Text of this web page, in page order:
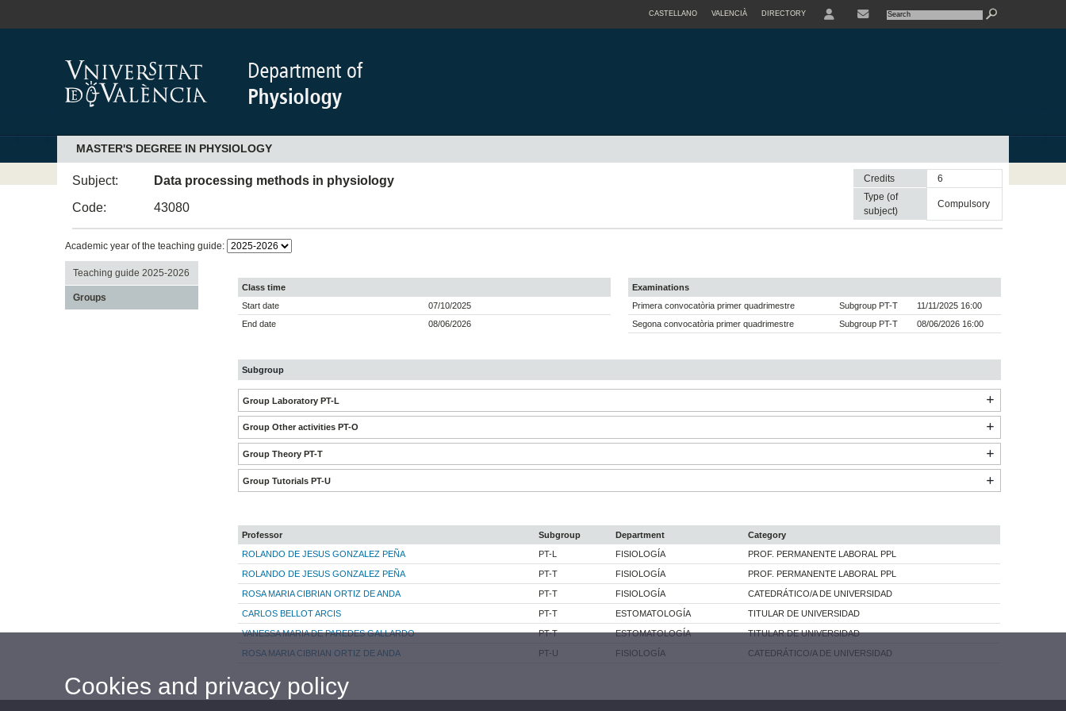
CASTELLANO VALENCIÀ DIRECTORY
MASTER'S DEGREE IN PHYSIOLOGY
Subject:
Data processing methods in physiology
Code:
43080
Credits
6
Type (of
subject)
compulsory
Academic year of the teaching guide:
Teaching guide 2025-2026
Groups
Class time
Start date
07/10/2025
End date
08/06/2026
Examinations
Primera convocatòria primer quadrimestre
Subgroup PT-T
11/11/2025 16:00
Segona convocatòria primer quadrimestre
Subgroup PT-T 08/06/2026 16:00
Subgroup
Group Laboratory PT-L
Group Other activities PT-O
Group Theory PT-T
Group Tutorials PT-U
Professor Subgroup Department
Category
ROLANDO DE JESUS GONZALEZ PEÑA
PT-L FISIOLOGÍA PROF. PERMANENTE LABORAL PPL
ROLANDO DE JESUS GONZALEZ PEÑA PT-T FISIOLOGÍA PROF. PERMANENTE LABORAL PPL
ROSA MARIA CIBRIAN ORTIZ DE ANDA PT-T FISIOLOGÍA CATEDRÁTICO/A DE UNIVERSIDAD
CARLOS BELLOT ARCIS PT-T ESTOMATOLOGÍA TITULAR DE UNIVERSIDAD
VANESSA MARIA DE PAREDES GALLARDO PT-T ESTOMATOLOGÍA TITULAR DE UNIVERSIDAD
ROSA MARIA CIBRIAN ORTIZ DE ANDA PT-U FISIOLOGÍA CATEDRÁTICO/A DE UNIVERSIDAD
Cookies and privacy policy